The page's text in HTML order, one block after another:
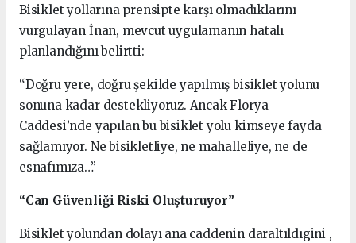
Bisiklet yollarına prensipte karşı olmadıklarını
vurgulayan İnan, mevcut uygulamanın hatalı
planlandığını belirtti:
“Doğru yere, doğru şekilde yapılmış bisiklet yolunu
sonuna kadar destekliyoruz. Ancak Florya
Caddesi’nde yapılan bu bisiklet yolu kimseye fayda
sağlamıyor. Ne bisikletliye, ne mahalleliye, ne de
esnafımıza…”
“Can Güvenliği Riski Oluşturuyor”
Bisiklet yolundan dolayı ana caddenin daraltıldıgini ,